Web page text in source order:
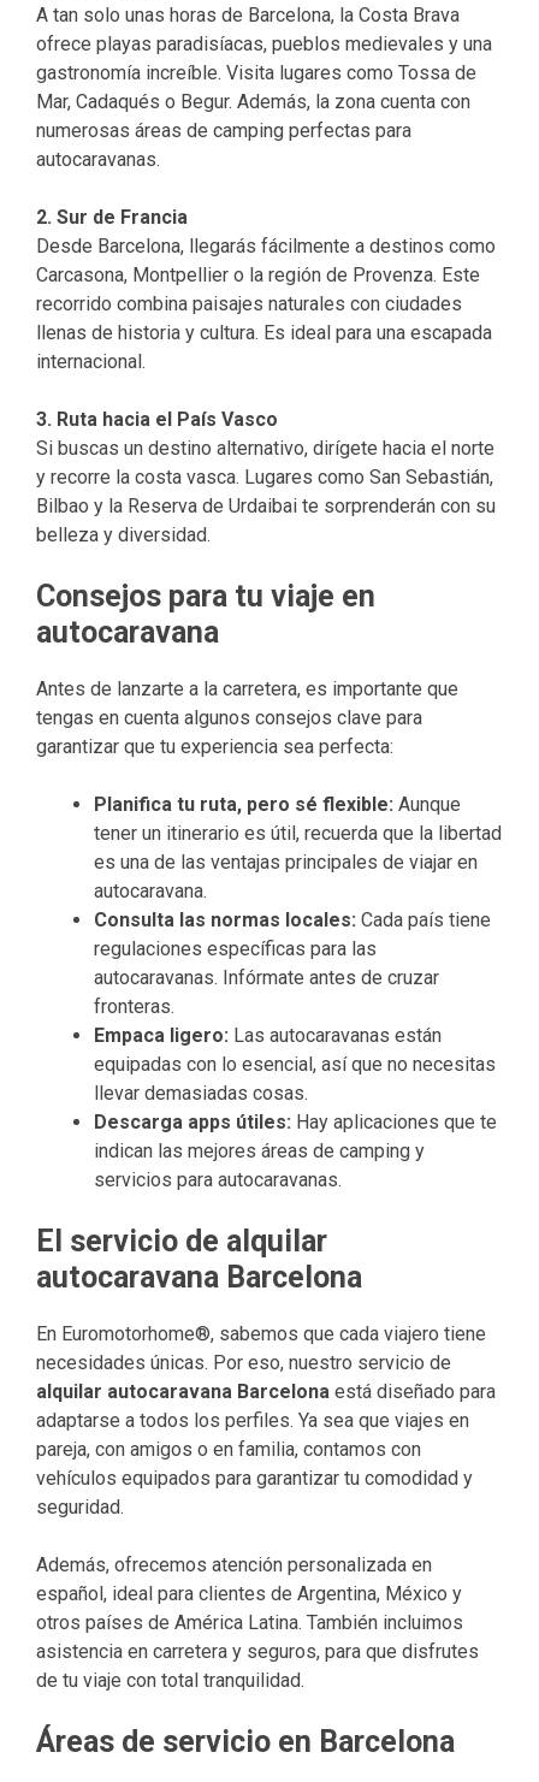
A tan solo unas horas de Barcelona, la Costa Brava
ofrece playas paradisíacas, pueblos medievales y una
gastronomía increíble. Visita lugares como Tossa de
Mar, Cadaqués o Begur. Además, la zona cuenta con
numerosas áreas de camping perfectas para
autocaravanas.
2. Sur de Francia
Desde Barcelona, llegarás fácilmente a destinos como
Carcasona, Montpellier o la región de Provenza. Este
recorrido combina paisajes naturales con ciudades
llenas de historia y cultura. Es ideal para una escapada
internacional.
3. Ruta hacia el País Vasco
Si buscas un destino alternativo, dirígete hacia el norte
y recorre la costa vasca. Lugares como San Sebastián,
Bilbao y la Reserva de Urdaibai te sorprenderán con su
belleza y diversidad.
Consejos para tu viaje en
autocaravana
Antes de lanzarte a la carretera, es importante que
tengas en cuenta algunos consejos clave para
garantizar que tu experiencia sea perfecta:
Planifica tu ruta, pero sé flexible: Aunque
tener un itinerario es útil, recuerda que la libertad
es una de las ventajas principales de viajar en
autocaravana.
Consulta las normas locales: Cada país tiene
regulaciones específicas para las
autocaravanas. Infórmate antes de cruzar
fronteras.
Empaca ligero: Las autocaravanas están
equipadas con lo esencial, así que no necesitas
llevar demasiadas cosas.
Descarga apps útiles: Hay aplicaciones que te
indican las mejores áreas de camping y
servicios para autocaravanas.
El servicio de alquilar
autocaravana Barcelona
En Euromotorhome®, sabemos que cada viajero tiene
necesidades únicas. Por eso, nuestro servicio de
alquilar autocaravana Barcelona está diseñado para
adaptarse a todos los perfiles. Ya sea que viajes en
pareja, con amigos o en familia, contamos con
vehículos equipados para garantizar tu comodidad y
seguridad.
Además, ofrecemos atención personalizada en
español, ideal para clientes de Argentina, México y
otros países de América Latina. También incluimos
asistencia en carretera y seguros, para que disfrutes
de tu viaje con total tranquilidad.
Áreas de servicio en Barcelona